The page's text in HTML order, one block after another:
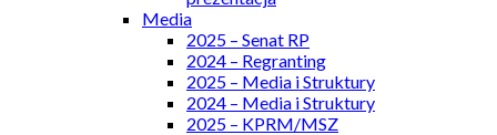
Media
2025 – Senat RP
2024 – Regranting
2025 – Media i Struktury
2024 – Media i Struktury
2025 – KPRM/MSZ